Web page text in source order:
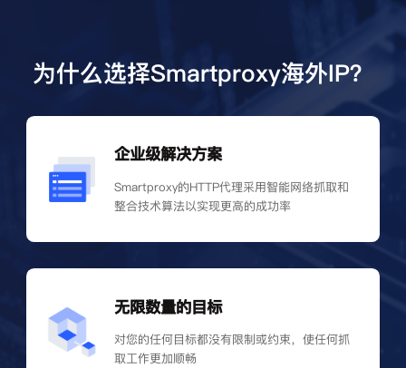
为什么选择Smartproxy海外IP？
企业级解决方案
Smartproxy的HTTP代理采用智能网络抓取和
整合技术算法以实现更高的成功率
无限数量的目标
对您的任何目标都没有限制或约束，使任何抓
取工作更加顺畅